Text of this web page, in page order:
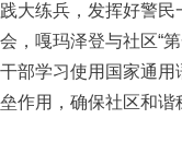
践大练兵，发挥好警
会，嘎玛泽登与社区“
干部学习使用国家通
垒作用，确保社区和谐